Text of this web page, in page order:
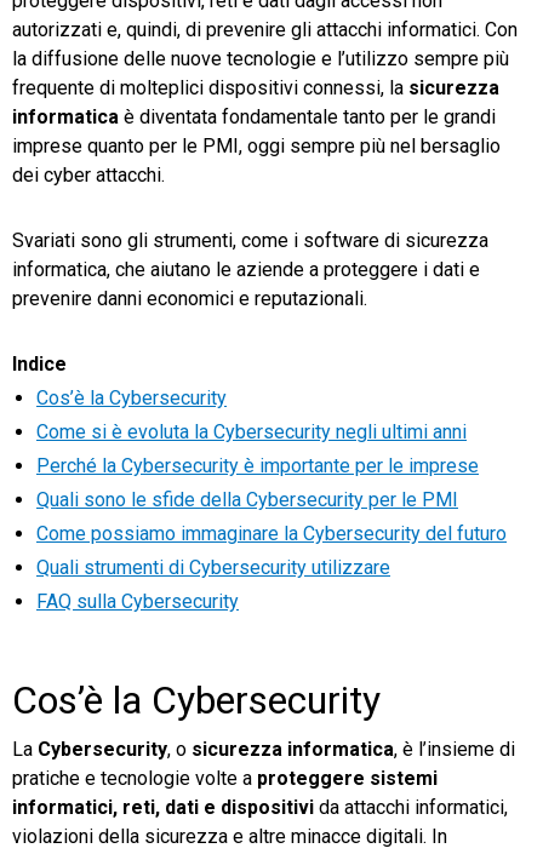
autorizzati e, quindi, di prevenire gli attacchi informatici. Con
la diffusione delle nuove tecnologie e l’utilizzo sempre più
frequente di molteplici dispositivi connessi, la sicurezza
informatica è diventata fondamentale tanto per le grandi
imprese quanto per le PMI, oggi sempre più nel bersaglio
dei cyber attacchi.
Svariati sono gli strumenti, come i software di sicurezza
informatica, che aiutano le aziende a proteggere i dati e
prevenire danni economici e reputazionali.
Indice
Cos’è la Cybersecurity
Come si è evoluta la Cybersecurity negli ultimi anni
Perché la Cybersecurity è importante per le imprese
Quali sono le sfide della Cybersecurity per le PMI
Come possiamo immaginare la Cybersecurity del futuro
Quali strumenti di Cybersecurity utilizzare
FAQ sulla Cybersecurity
Cos’è la Cybersecurity
La Cybersecurity, o sicurezza informatica, è l’insieme di
pratiche e tecnologie volte a proteggere sistemi
informatici, reti, dati e dispositivi da attacchi informatici,
violazioni della sicurezza e altre minacce digitali. In